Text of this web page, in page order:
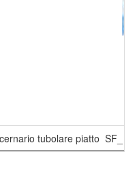
tubolare piatto SF_